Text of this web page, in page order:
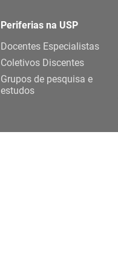
Periferias na USP
Docentes Especialistas
Coletivos Discentes
Grupos de pesquisa e
estudos